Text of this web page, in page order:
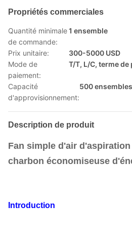
Propriétés commerciales
Quantité minimale
de commande:
1 ensemble
Prix unitaire:
300-5000 USD
Mode de
paiement:
T/T, L/C, terme
Capacité
d'approvisionnement:
500
Description de produit
Fan simple d'air
charbon économiseuse
Introduction